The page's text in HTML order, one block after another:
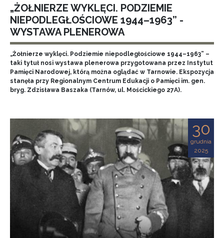
„ŻOŁNIERZE WYKLĘCI. PODZIEMIE
NIEPODLEGŁOŚCIOWE 1944–1963” -
WYSTAWA PLENEROWA
„Żołnierze wyklęci. Podziemie niepodległościowe 1944–1963” –
taki tytuł nosi wystawa plenerowa przygotowana przez Instytut
Pamięci Narodowej, którą można oglądać w Tarnowie. Ekspozycja
stanęła przy Regionalnym Centrum Edukacji o Pamięci im. gen.
bryg. Zdzisława Baszaka (Tarnów, ul. Mościckiego 27A).
30
grudnia
2025